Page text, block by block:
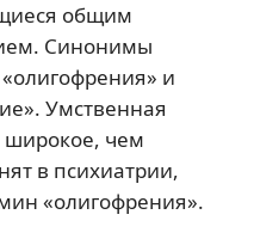
общим
Синонимы
и
Умственная
широкое, чем
в психиатрии,
«олигофрения».